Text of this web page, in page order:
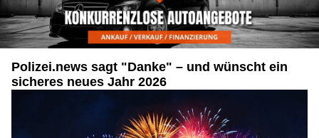
Polizei.news sagt "Danke" – und wünscht ein
sicheres neues Jahr 2026